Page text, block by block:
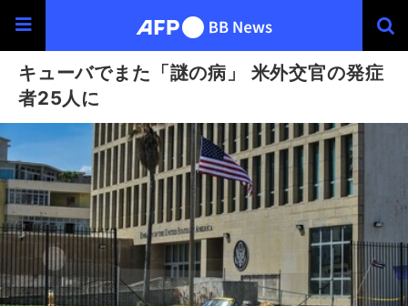
キューバでまた「謎の病」 米外交官の発症
者25人に